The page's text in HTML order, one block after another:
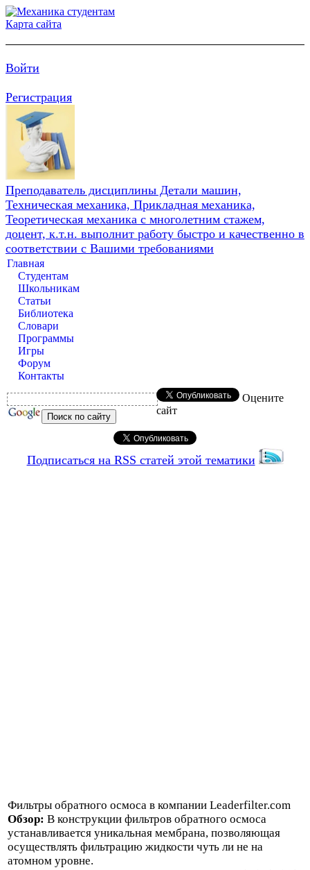
Карта сайта
Войти
Регистрация
Преподаватель дисциплины Детали машин,
Техническая механика, Прикладная механика,
Теоретическая механика с многолетним стажем,
доцент, к.т.н. выполнит работу быстро и качественно в
соответствии с Вашими требованиями
Главная
Студентам
Школьникам
Статьи
Библиотека
Словари
Программы
Игры
Форум
Контакты
Оцените
сайт
Подписаться на RSS статей этой тематики
Фильтры обратного осмоса в компании Leaderfilter.com
Обзор: В конструкции фильтров обратного осмоса
устанавливается уникальная мембрана, позволяющая
осуществлять фильтрацию жидкости чуть ли не на
атомном уровне.